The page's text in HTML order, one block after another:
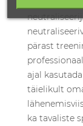
pärast
ajal
täielikult
ka tavaliste